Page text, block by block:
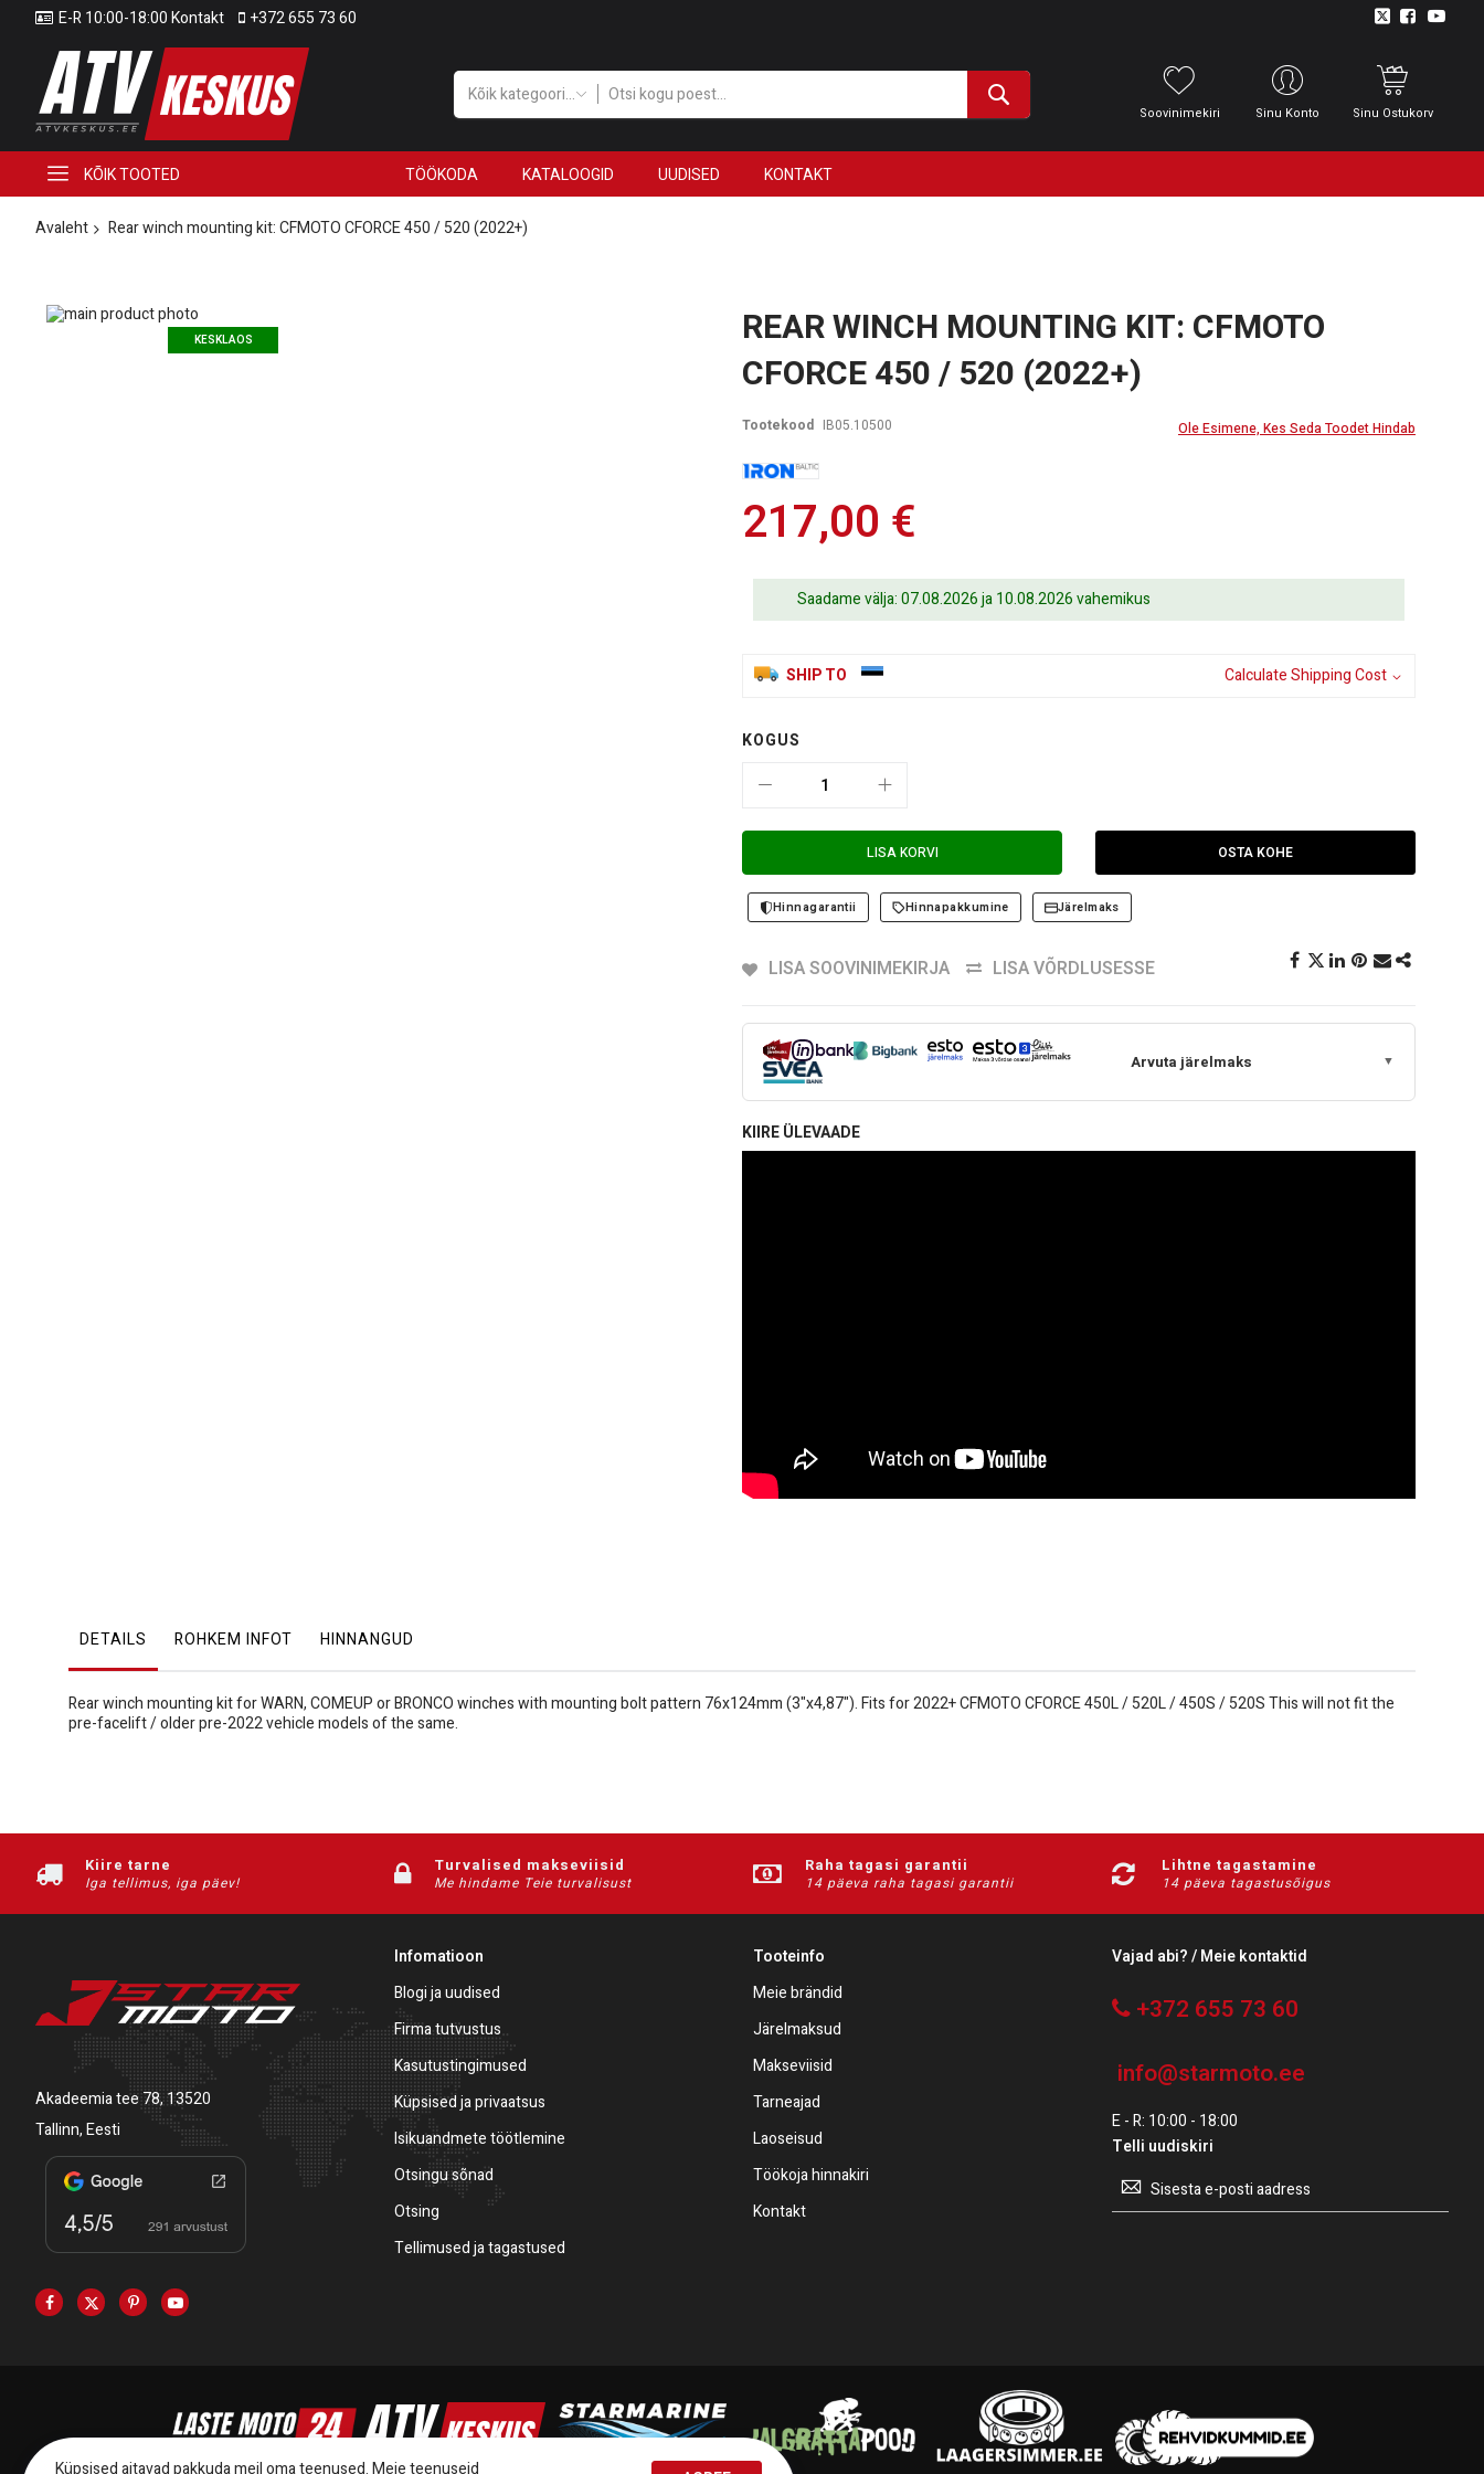
E-R 10:00-18:00 Kontakt +372 655 73 60
Kõik kategooriad
Soovinimekiri Sinu Konto Sinu Ostukorv
KÕIK TOOTED TÖÖKODA KATALOOGID UUDISED KONTAKT
Avaleht Rear winch mounting kit: CFMOTO CFORCE 450 / 520 (2022+)
Skip
KESKLAOS
REAR WINCH MOUNTING KIT: CFMOTO
CFORCE 450 / 520 (2022+)
Ole Esimene, Kes Seda Toodet Hindab
Tootekood IB05.10500
217,00 €
Saadame välja: 07.08.2026 ja 10.08.2026 vahemikus
SHIP TO Calculate Shipping Cost
KOGUS
LISA KORVI OSTA KOHE
Hinnagarantii Hinnapakkumine Järelmaks
LISA SOOVINIMEKIRJA LISA VÕRDLUSESSE
Arvuta järelmaks ▼
KIIRE ÜLEVAADE
DETAILS ROHKEM INFOT HINNANGUD
Rear winch mounting kit for WARN, COMEUP or BRONCO winches with mounting bolt pattern 76x124mm (3"x4,87"). Fits for 2022+ CFMOTO CFORCE 450L / 520L / 450S / 520S This will not fit the
pre-facelift / older pre-2022 vehicle models of the same.
Kiire tarne
Iga tellimus, iga päev!
Turvalised makseviisid
Me hindame Teie turvalisust
Raha tagasi garantii
14 päeva raha tagasi garantii
Lihtne tagastamine
14 päeva tagastusõigus
Akadeemia tee 78, 13520
Tallinn, Eesti
Infomatioon
Blogi ja uudised
Firma tutvustus
Kasutustingimused
Küpsised ja privaatsus
Isikuandmete töötlemine
Otsingu sõnad
Otsing
Tellimused ja tagastused
Tooteinfo
Meie brändid
Järelmaksud
Makseviisid
Tarneajad
Laoseisud
Töökoja hinnakiri
Kontakt
Vajad abi? / Meie kontaktid
+372 655 73 60
info@starmoto.ee
E - R: 10:00 - 18:00
Telli uudiskiri
Telli
uudiskiri:
Küpsised aitavad pakkuda meil oma teenused. Meie teenuseid